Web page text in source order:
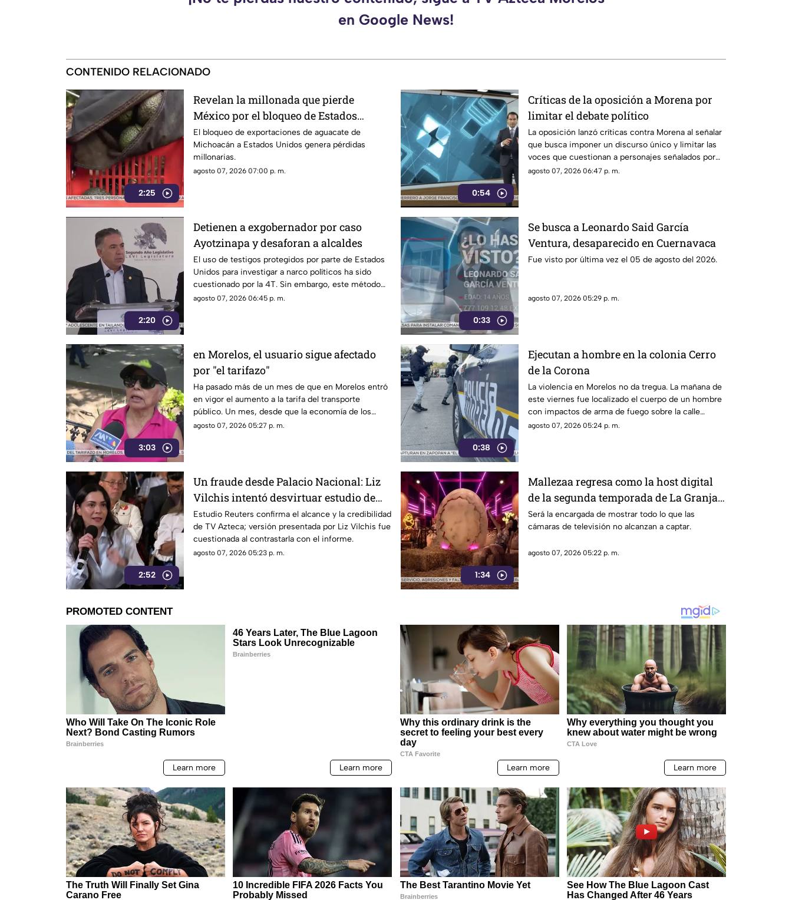
en Google News!
CONTENIDO RELACIONADO
2:25
Revelan la millonada que pierde
México por el bloqueo de Estados
Unidos al aguacate de Michoacán
El bloqueo de exportaciones de aguacate de
Michoacán a Estados Unidos genera pérdidas
millonarias.
agosto 07, 2026 07:00 p. m.
0:54
Críticas de la oposición a Morena por
limitar el debate político
La oposición lanzó críticas contra Morena al señalar
que busca imponer un discurso único y limitar las
voces que cuestionan a personajes señalados por
presuntos vínculos con la narcopolítica de la 4T.
agosto 07, 2026 06:47 p. m.
2:20
Detienen a exgobernador por caso
Ayotzinapa y desaforan a alcaldes
El uso de testigos protegidos por parte de Estados
Unidos para investigar a narco políticos ha sido
cuestionado por la 4T. Sin embargo, este método
también ha colocado bajo la lupa a funcionarios y
agosto 07, 2026 06:45 p. m.
0:33
Se busca a Leonardo Said García
Ventura, desaparecido en Cuernavaca
Fue visto por última vez el 05 de agosto del 2026.
agosto 07, 2026 05:29 p. m.
3:03
en Morelos, el usuario sigue afectado
por "el tarifazo"
Ha pasado más de un mes de que en Morelos entró
en vigor el aumento a la tarifa del transporte
público. Un mes, desde que la economía de los
morelenses se vio afectada y los ciudadanos
agosto 07, 2026 05:27 p. m.
0:38
Ejecutan a hombre en la colonia Cerro
de la Corona
La violencia en Morelos no da tregua. La mañana de
este viernes fue localizado el cuerpo de un hombre
con impactos de arma de fuego sobre la calle
alianza nacional, en la colonia cerro de la corona, en
agosto 07, 2026 05:24 p. m.
2:52
Un fraude desde Palacio Nacional: Liz
Vilchis intentó desvirtuar estudio de
Reuters sobre la credibilidad de TV
Azteca
Estudio Reuters confirma el alcance y la credibilidad
de TV Azteca; versión presentada por Liz Vilchis fue
cuestionada al contrastarla con el informe.
agosto 07, 2026 05:23 p. m.
1:34
Mallezaa regresa como la host digital
de la segunda temporada de La Granja
VIP
Será la encargada de mostrar todo lo que las
cámaras de televisión no alcanzan a captar.
agosto 07, 2026 05:22 p. m.